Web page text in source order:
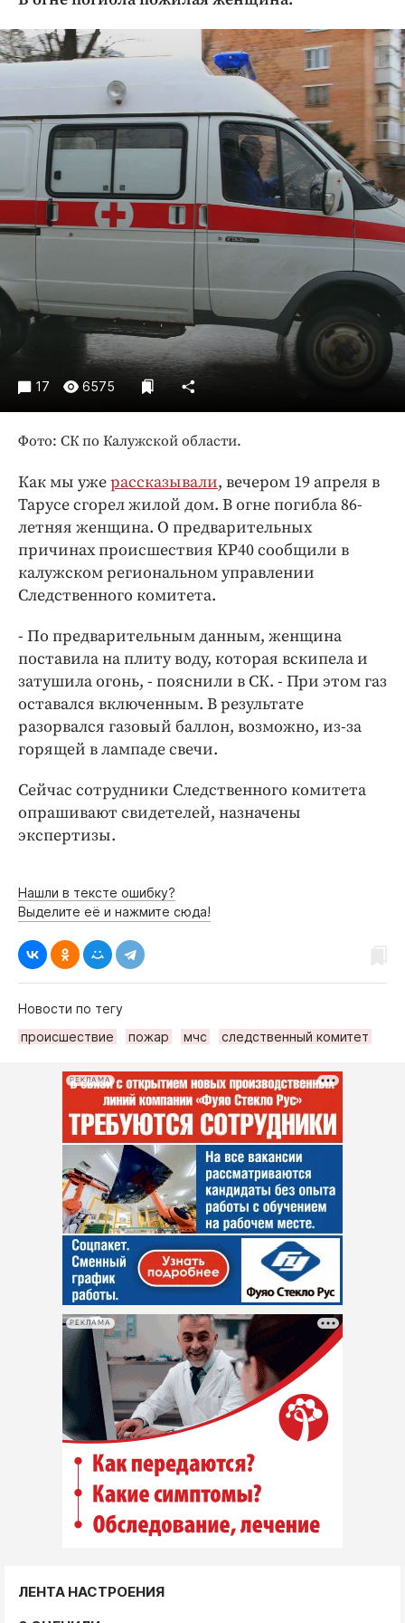
Культура
Недвижимость и ЖКХ
Образование
Общество
Погода
Праздники
Происшествия
Спорт
Блоги
Издания
Медиаперсона
Интересное чтиво
Клиника года
Работодатель года
17 6575
Фото: СК по Калужской области.
Как мы ужерассказывали, вечером 19 апреля в
Тарусе сгорел жилой дом. В огне погибла 86-
летняя женщина. О предварительных
причинах происшествия KP40 сообщили в
калужском региональном управлении
Следственного комитета.
- По предварительным данным, женщина
поставила на плиту воду, которая вскипела и
затушила огонь, - пояснили в СК. - При этом газ
оставался включенным. В результате
разорвался газовый баллон, возможно, из-за
горящей в лампаде свечи.
Сейчас сотрудники Следственного комитета
опрашивают свидетелей, назначены
экспертизы.
Нашли в тексте ошибку?
Выделите её и нажмите сюда!
Новости по тегу
происшествие
пожар мчс следственный комитет
РЕКЛАМА
РЕКЛАМА
ЛЕНТА НАСТРОЕНИЯ